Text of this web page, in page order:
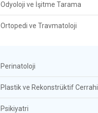
Odyoloji ve İşitme Tarama
Ortopedi ve Travmatoloji
Perinatoloji
Plastik ve Rekonstrüktif Cerrahi
Psikiyatri